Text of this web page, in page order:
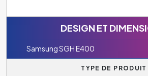
DESIGN ET
Samsung SGH E400
TYPE DE PRODUIT